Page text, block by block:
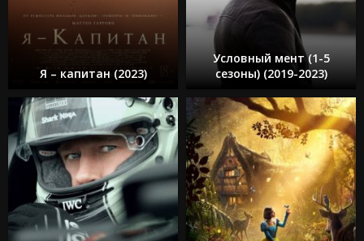
Я – капитан (2023)
Условный мент (1-5
сезоны) (2019-2023)